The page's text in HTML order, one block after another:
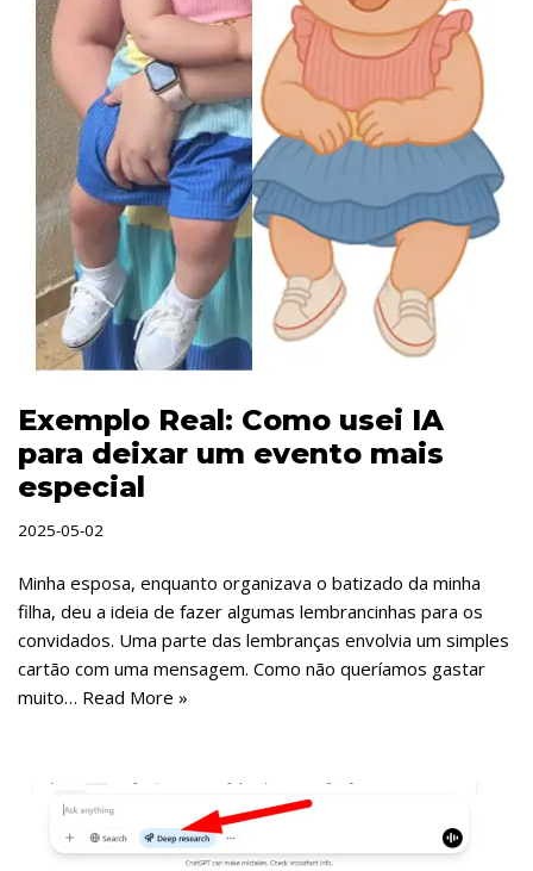
Exemplo Real: Como usei IA
para deixar um evento mais
especial
2025-05-02
Minha esposa, enquanto organizava o batizado da minha
filha, deu a ideia de fazer algumas lembrancinhas para os
convidados. Uma parte das lembranças envolvia um simples
cartão com uma mensagem. Como não queríamos gastar
muito… Read More »